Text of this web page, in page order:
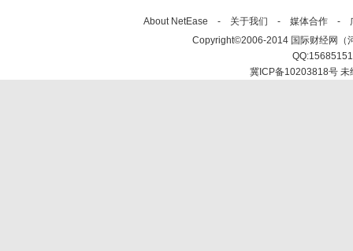
About NetEase - 关于我们 - 媒体合作 -
Copyright©2006-2014 国际财经网（
冀ICP备10203818号 未